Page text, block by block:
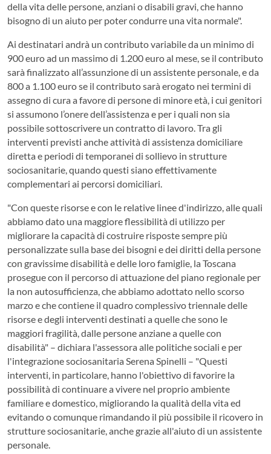
della vita delle persone, anziani o disabili gravi, che hanno
bisogno di un aiuto per poter condurre una vita normale".
Ai destinatari andrà un contributo variabile da un minimo di
900 euro ad un massimo di 1.200 euro al mese, se il contributo
sarà finalizzato all’assunzione di un assistente personale, e da
800 a 1.100 euro se il contributo sarà erogato nei termini di
assegno di cura a favore di persone di minore età, i cui genitori
si assumono l’onere dell’assistenza e per i quali non sia
possibile sottoscrivere un contratto di lavoro. Tra gli
interventi previsti anche attività di assistenza domiciliare
diretta e periodi di temporanei di sollievo in strutture
sociosanitarie, quando questi siano effettivamente
complementari ai percorsi domiciliari.
"Con queste risorse e con le relative linee d'indirizzo, alle quali
abbiamo dato una maggiore flessibilità di utilizzo per
migliorare la capacità di costruire risposte sempre più
personalizzate sulla base dei bisogni e dei diritti della persone
con gravissime disabilità e delle loro famiglie, la Toscana
prosegue con il percorso di attuazione del piano regionale per
la non autosufficienza, che abbiamo adottato nello scorso
marzo e che contiene il quadro complessivo triennale delle
risorse e degli interventi destinati a quelle che sono le
maggiori fragilità, dalle persone anziane a quelle con
disabilità" – dichiara l'assessora alle politiche sociali e per
l'integrazione sociosanitaria Serena Spinelli – "Questi
interventi, in particolare, hanno l'obiettivo di favorire la
possibilità di continuare a vivere nel proprio ambiente
familiare e domestico, migliorando la qualità della vita ed
evitando o comunque rimandando il più possibile il ricovero in
strutture sociosanitarie, anche grazie all'aiuto di un assistente
personale.